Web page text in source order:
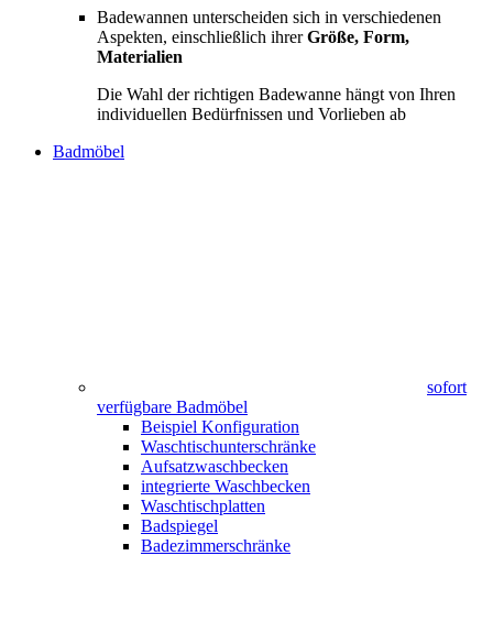
Badewannen unterscheiden sich in verschiedenen
Aspekten, einschließlich ihrerGröße, Form,
Materialien
Die Wahl der richtigen Badewanne hängt von Ihren
individuellen Bedürfnissen und Vorlieben ab
Badmöbel
sofort
verfügbare Badmöbel
Beispiel Konfiguration
Waschtischunterschränke
Aufsatzwaschbecken
integrierte Waschbecken
Waschtischplatten
Badspiegel
Badezimmerschränke